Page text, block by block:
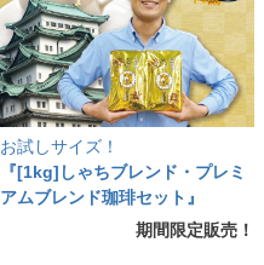
お試しサイズ！
『[1kg]しゃちブレンド・プレミ
アムブレンド珈琲セット』
期間限定販売！